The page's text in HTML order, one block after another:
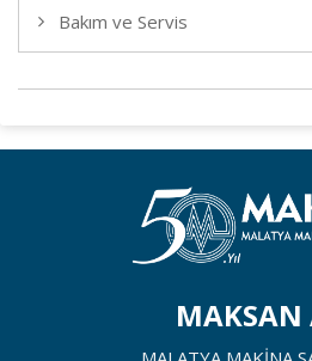
Bakım ve Servis
MAKSAN